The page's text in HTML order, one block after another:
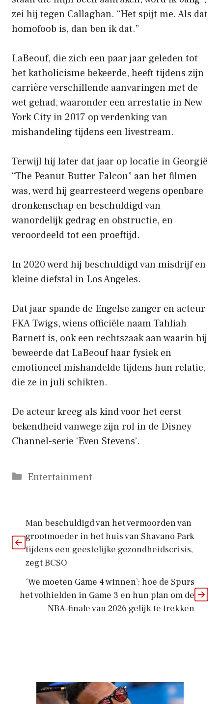
zei hij tegen Callaghan. “Het spijt me. Als dat
homofoob is, dan ben ik dat.”
LaBeouf, die zich een paar jaar geleden tot
het katholicisme bekeerde, heeft tijdens zijn
carrière verschillende aanvaringen met de
wet gehad, waaronder een arrestatie in New
York City in 2017 op verdenking van
mishandeling tijdens een livestream.
Terwijl hij later dat jaar op locatie in Georgië
“The Peanut Butter Falcon” aan het filmen
was, werd hij gearresteerd wegens openbare
dronkenschap en beschuldigd van
wanordelijk gedrag en obstructie, en
veroordeeld tot een proeftijd.
In 2020 werd hij beschuldigd van misdrijf en
kleine diefstal in Los Angeles.
Dat jaar spande de Engelse zanger en acteur
FKA Twigs, wiens officiële naam Tahliah
Barnett is, ook een rechtszaak aan waarin hij
beweerde dat LaBeouf haar fysiek en
emotioneel mishandelde tijdens hun relatie,
die ze in juli schikten.
De acteur kreeg als kind voor het eerst
bekendheid vanwege zijn rol in de Disney
Channel-serie ‘Even Stevens’.
Categorieën
Entertainment
Man beschuldigd van het vermoorden van
grootmoeder in het huis van Shavano Park
tijdens een geestelijke gezondheidscrisis,
zegt BCSO
‘We moeten Game 4 winnen’: hoe de Spurs
het volhielden in Game 3 en hun plan om de
NBA-finale van 2026 gelijk te trekken